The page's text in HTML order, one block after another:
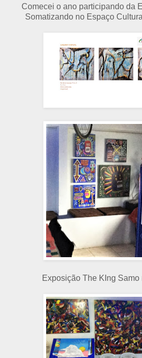
Comecei o ano participando da
Somatizando no Espaço
Exposição The KIng Samo